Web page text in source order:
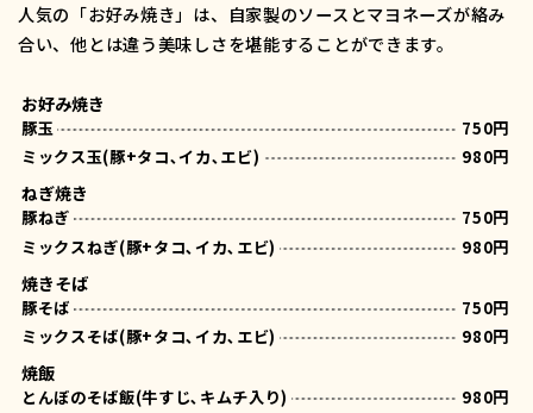
人気の「お好み焼き」は、自家製のソースとマヨネーズが絡み
合い、他とは違う美味しさを堪能することができます。
お好み焼き
豚玉
750円
ミックス玉(豚+タコ､イカ､エビ)
980円
ねぎ焼き
豚ねぎ
750円
ミックスねぎ(豚+タコ､イカ､エビ)
980円
焼きそば
豚そば
750円
ミックスそば(豚+タコ､イカ､エビ)
980円
焼飯
とんぼのそば飯(牛すじ､キムチ入り)
980円